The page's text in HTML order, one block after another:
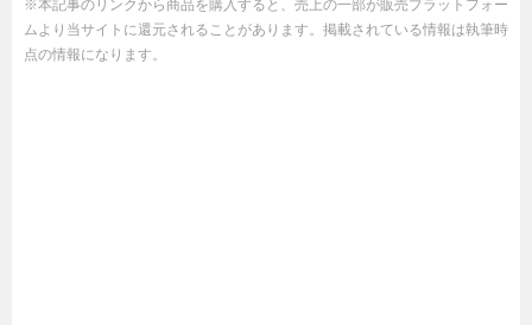
※本記事のリンクから商品を購入すると、売上の一部が販売プラットフォー
ムより当サイトに還元されることがあります。掲載されている情報は執筆時
点の情報になります。